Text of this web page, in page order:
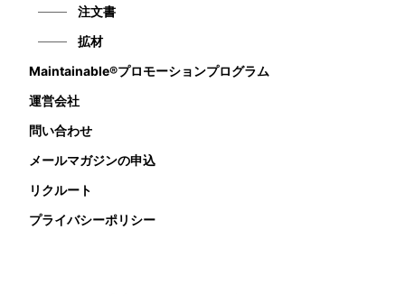
注文書
拡材
Maintainable®プロモーションプログラム
運営会社
問い合わせ
メールマガジンの申込
リクルート
プライバシーポリシー